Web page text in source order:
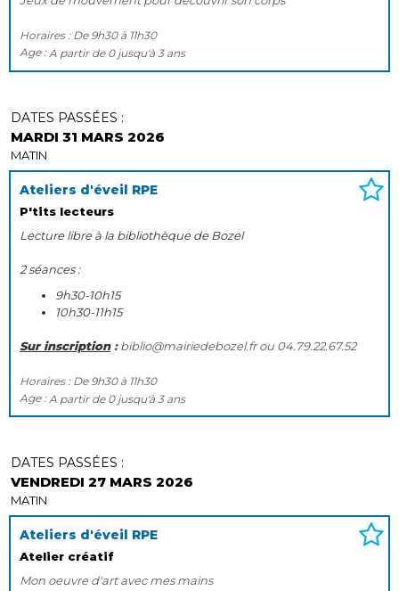
Horaires : De 9h30 à 11h30
Age : A partir de 0 jusqu'à 3 ans
Ateliers d'éveil RPE
P'tits lecteurs
DATES PASSÉES :
MARDI 31 MARS 2026
MATIN
Lecture libre à la bibliothèque de Bozel
2 séances :
9h30-10h15
10h30-11h15
Sur inscription:biblio@mairiedebozel.fr ou 04.79.22.67.52
Horaires : De 9h30 à 11h30
Age : A partir de 0 jusqu'à 3 ans
Ateliers d'éveil RPE
Atelier créatif
DATES PASSÉES :
VENDREDI 27 MARS 2026
MATIN
Mon oeuvre d'art avec mes mains